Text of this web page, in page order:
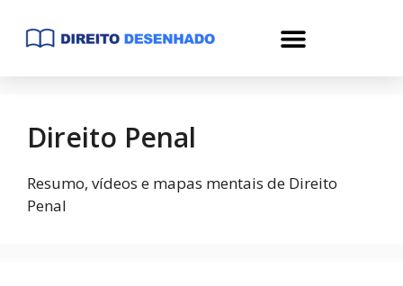
Direito Penal
Resumo, vídeos e mapas mentais de Direito
Penal